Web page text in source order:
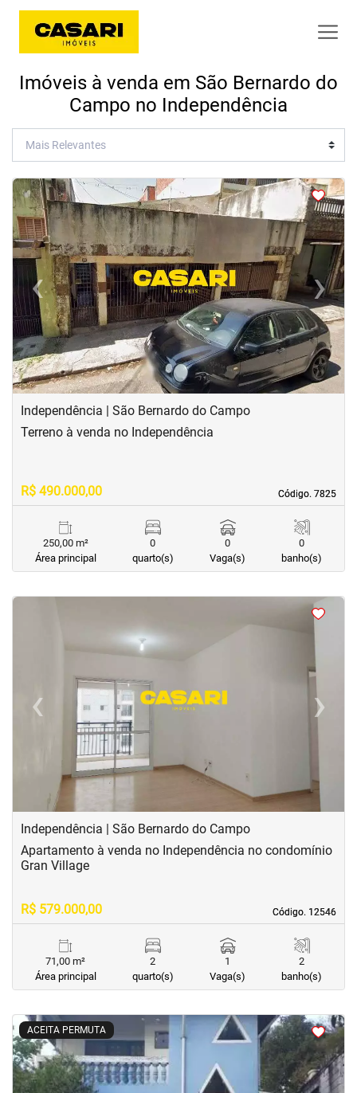
Imóveis à venda em São Bernardo do
Campo no Independência
<
‹Previous ›Next
Independência | São Bernardo do Campo
Código. 7825
Código. 7825
Terreno à venda no Independência
R$ 490.000,00
250,00 m²
Área principal
0
quarto(s)
0
Vaga(s)
0
banho(s)
<
‹Previous ›Next
Independência | São Bernardo do Campo
Código. 12546
Código. 12546
Apartamento à venda no Independência no condomínio
Gran Village
R$ 579.000,00
71,00 m²
Área principal
2
quarto(s)
1
Vaga(s)
2
banho(s)
ACEITA PERMUTA
< <<<